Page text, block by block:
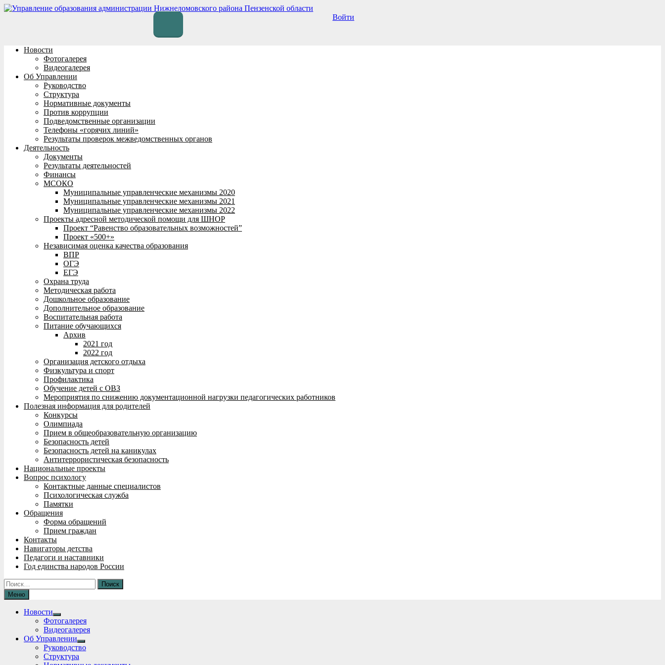
Перейти
Войти
Новости
Фотогалерея
Видеогалерея
Об Управлении
Руководство
Структура
Нормативные документы
Против коррупции
Подведомственные организации
Телефоны «горячих линий»
Результаты проверок межведомственных органов
Деятельность
Документы
Результаты деятельностей
Финансы
МСОКО
Муниципальные управленческие механизмы 2020
Муниципальные управленческие механизмы 2021
Муниципальные управленческие механизмы 2022
Проекты адресной методической помощи для ШНОР
Проект “Равенство образовательных возможностей”
Проект «500+»
Независимая оценка качества образования
ВПР
ОГЭ
ЕГЭ
Охрана труда
Методическая работа
Дошкольное образование
Дополнительное образование
Воспитательная работа
Питание обучающихся
Архив
2021 год
2022 год
Организация детского отдыха
Физкультура и спорт
Профилактика
Обучение детей с ОВЗ
Мероприятия по снижению документационной нагрузки педагогических работников
Полезная информация для родителей
Конкурсы
Олимпиада
Прием в общеобразовательную организацию
Безопасность детей
Безопасность детей на каникулах
Антитеррористическая безопасность
Национальные проекты
Вопрос психологу
Контактные данные специалистов
Психологическая служба
Памятки
Обращения
Форма обращений
Прием граждан
Контакты
Навигаторы детства
Педагоги и наставники
Год единства народов России
Найти:
Меню
Новости
Show
sub
menu
Фотогалерея
Видеогалерея
Об Управлении
Show
sub
Руководство
Структура